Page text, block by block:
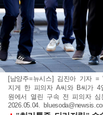
[남양주=뉴시스] 김진아 기자
지게 한 피의자 A씨와 B씨가 4
원에서 열린 구속 전 피의자 심
2026.05.04.